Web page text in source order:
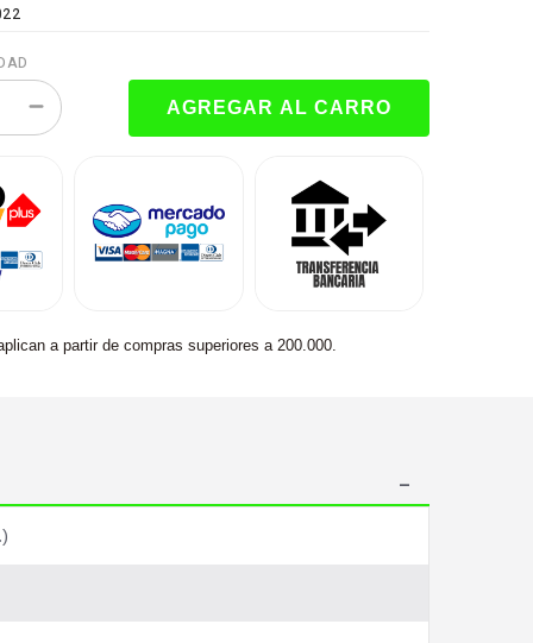
a partir de compras superiores a 200.000.